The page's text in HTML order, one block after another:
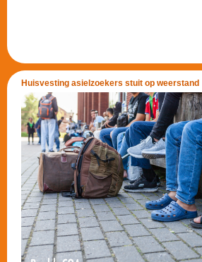
Huisvesting asielzoekers stuit op weerstand